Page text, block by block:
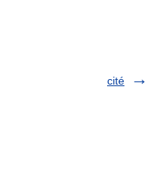
cité